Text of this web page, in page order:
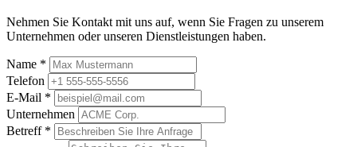
Nehmen Sie Kontakt mit uns auf, wenn Sie Fragen zu unserem
Unternehmen oder unseren Dienstleistungen haben.
Name *
Telefon
E-Mail *
Unternehmen
Betreff *